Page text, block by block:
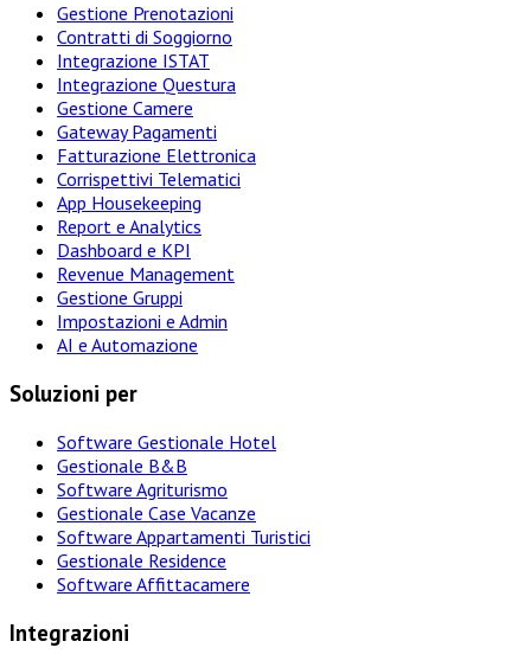
Gestione Prenotazioni
Contratti di Soggiorno
Integrazione ISTAT
Integrazione Questura
Gestione Camere
Gateway Pagamenti
Fatturazione Elettronica
Corrispettivi Telematici
App Housekeeping
Report e Analytics
Dashboard e KPI
Revenue Management
Gestione Gruppi
Impostazioni e Admin
AI e Automazione
Soluzioni per
Software Gestionale Hotel
Gestionale B&B
Software Agriturismo
Gestionale Case Vacanze
Software Appartamenti Turistici
Gestionale Residence
Software Affittacamere
Integrazioni